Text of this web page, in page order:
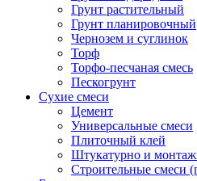
Грунт растительный
Грунт планировочный
Чернозем и суглинок
Торф
Торфо-песчаная смесь
Пескогрунт
Сухие смеси
Цемент
Универсальные смеси
Плиточный клей
Штукатурно и
Строительные смеси